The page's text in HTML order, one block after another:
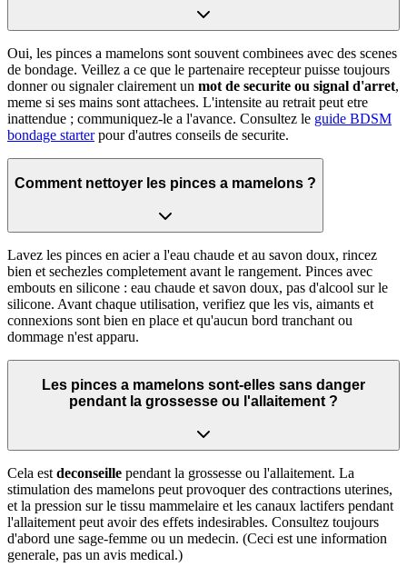
Oui, les pinces a mamelons sont souvent combinees avec des scenes
de bondage. Veillez a ce que le partenaire recepteur puisse toujours
donner ou signaler clairement un mot de securite ou signal d'arret,
meme si ses mains sont attachees. L'intensite au retrait peut etre
inattendue ; communiquez-le a l'avance. Consultez le guide BDSM
bondage starterpour d'autres conseils de securite.
Comment nettoyer les pinces a mamelons ?
Lavez les pinces en acier a l'eau chaude et au savon doux, rincez
bien et sechezles completement avant le rangement. Pinces avec
embouts en silicone : eau chaude et savon doux, pas d'alcool sur le
silicone. Avant chaque utilisation, verifiez que les vis, aimants et
connexions sont bien en place et qu'aucun bord tranchant ou
dommage n'est apparu.
Les pinces a mamelons sont-elles sans danger
pendant la grossesse ou l'allaitement ?
Cela est deconseille pendant la grossesse ou l'allaitement. La
stimulation des mamelons peut provoquer des contractions uterines,
et la pression sur le tissu mammelaire et les canaux lactifers pendant
l'allaitement peut avoir des effets indesirables. Consultez toujours
d'abord une sage-femme ou un medecin. (Ceci est une information
generale, pas un avis medical.)